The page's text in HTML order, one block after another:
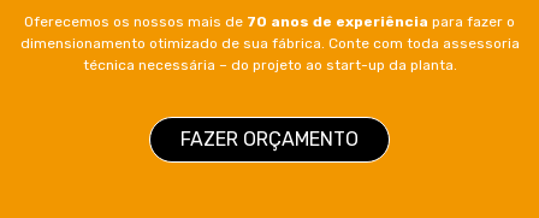
Oferecemos os nossos mais de 70 anos de experiência para fazer o
dimensionamento otimizado de sua fábrica. Conte com toda assessoria
técnica necessária – do projeto ao start-up da planta.
FAZER ORÇAMENTO